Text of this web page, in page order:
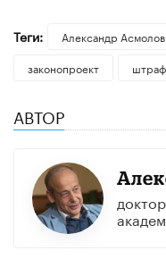
Теги: Александр Асмолов
законопроект
штраф
АВТОР